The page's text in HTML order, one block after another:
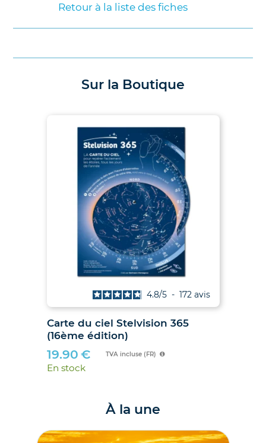
Retour à la liste des fiches
Sur la Boutique
Carte du ciel Stelvision 365
(16ème édition)
4.8/5 - 172 avis
19.90 € TVA incluse (FR)
En stock
À la une